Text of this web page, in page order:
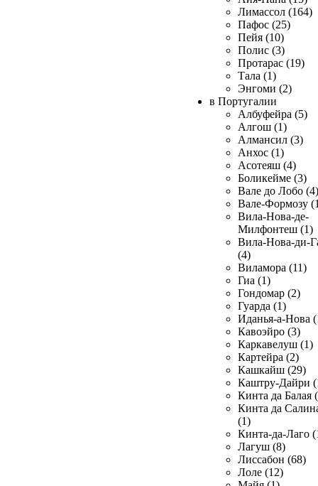
Лимассол (164)
Пафос (25)
Пейя (10)
Полис (3)
Протарас (19)
Тала (1)
Энгоми (2)
в Португалии
Албуфейра (5)
Алгош (1)
Алмансил (3)
Анхос (1)
Асотеяш (4)
Боликейме (3)
Вале до Лобо (4)
Вале-Формозу
Вила-Нова-де-
Милфонтеш (1)
Вила-Нова-ди-
(4)
Виламора (11)
Гиа (1)
Гондомар (2)
Гуарда (1)
Иданья-а-Нова
Кавоэйро (3)
Каркавелуш (1)
Картейра (2)
Кашкайш (29)
Каштру-Дайри
Кинта да Балая
Кинта да
(1)
Кинта-да-Лаго
Лагуш (8)
Лиссабон (68)
Лоле (12)